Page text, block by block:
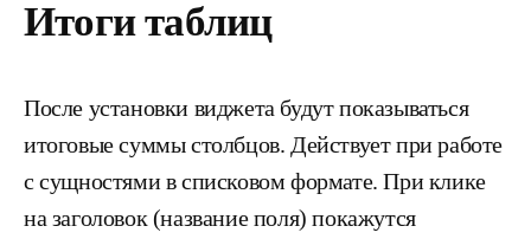
Итоги таблиц
После установки виджета будут показываться
итоговые суммы столбцов. Действует при работе
с сущностями в списковом формате. При клике
на заголовок (название поля) покажутся